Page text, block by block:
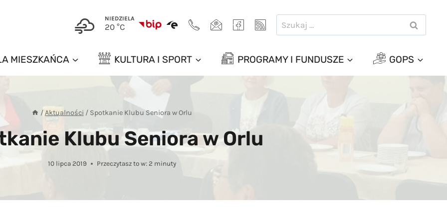
NIEDZIELA
20 °C
Szukaj:
MIESZKAŃCA KULTURA I SPORT PROGRAMY I FUNDUSZE GOPS
/Aktualności / Spotkanie Klubu Seniora w Orlu
Klubu Seniora w Orlu
10 lipca 2019 Przeczytasz to w:2 minuty